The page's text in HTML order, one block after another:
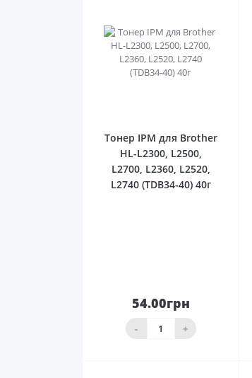
Тонер IPM для Brother
HL-L2300, L2500,
L2700, L2360, L2520,
L2740 (TDB34-40) 40г
54.00грн
- +
кошика